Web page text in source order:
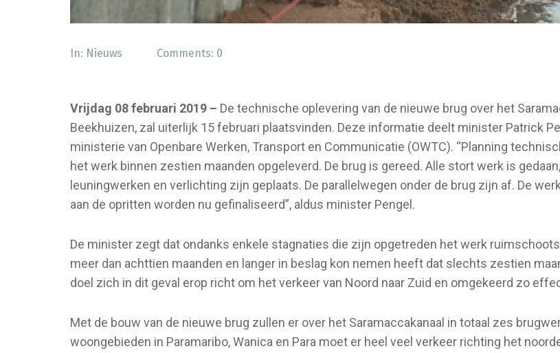
In: Nieuws Comments: 0
Vrijdag 08 februari 2019 – De technische oplevering van de nieuwe brug over het
Beekhuizen, zal uiterlijk 15 februari plaatsvinden. Deze informatie deelt minister Patrick
ministerie van Openbare Werken, Transport en Communicatie (OWTC). “Planning
het werk binnen zestien maanden opgeleverd. De brug is gereed. Alle stort werk is
leuningwerken en verlichting zijn geplaats. De parallelwegen onder de brug zijn af. De
aan de opritten worden nu gefinaliseerd”, aldus minister Pengel.
De minister zegt dat ondanks enkele stagnaties die zijn opgetreden het werk
meer dan achttien maanden en langer in beslag kon nemen heeft dat slechts zestien
doel zich in dit geval erop richt om het verkeer van Noord naar Zuid en omgekeerd zo
Met de bouw van de nieuwe brug zullen er over het Saramaccakanaal in totaal zes
woongebieden in Paramaribo, Wanica en Para moet er heel veel verkeer richting het